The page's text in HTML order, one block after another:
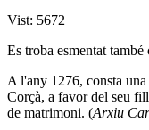
Vist: 5672
Es troba esmentat també
A l'any 1276, consta
Corçà, a favor del seu
de matrimoni. (Arxiu